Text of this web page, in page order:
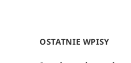
OSTATNIE WPISY